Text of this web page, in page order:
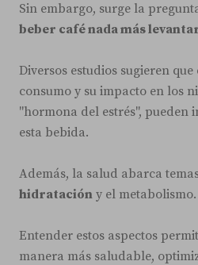
Sin embargo, surge la
beber café nada más
Diversos estudios sugieren
consumo y su impacto en los
"hormona del estrés", pueden
esta bebida.
Además, la salud abarca
hidratación y el metabolismo.
Entender estos aspectos
manera más saludable,